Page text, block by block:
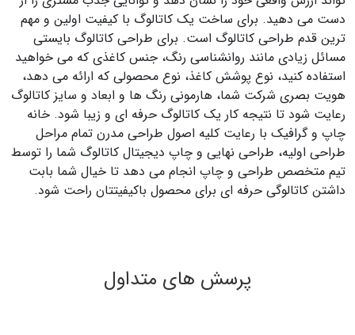
دست می دهید. برای ساخت یک کاتالوگ با کیفیت اولین و مهم
ترین قدم طراحی کاتالوگ است. برای طراحی کاتالوگ بایستی
مسائل زیادی مانند روانشناسی رنگ، جنس کاغذی که می خواهید
استفاده کنید، نوع پوشش کاغذ، نوع محصولی که ارائه می دهد،
هویت بصری شرکت شما، هارمونی رنگ ها و ابعاد و سایز کاتالوگ
رعایت شود تا نتیجه کار یک کاتالوگ حرفه ای و زیبا شود. خانه
چاپ و گرافیک با رعایت کلیه اصول طراحی مدرن تمام مراحل
طراحی اولیه، طراحی نهایی و چاپ دیجیتال کاتالوگ شما را توسط
تیم متخصص طراحی و چاپ انجام می دهد تا خیال شما بابت
داشتن کاتالوگی حرفه ای برای محصول باکیفیتتان راحت شود.
پرسش های متداول